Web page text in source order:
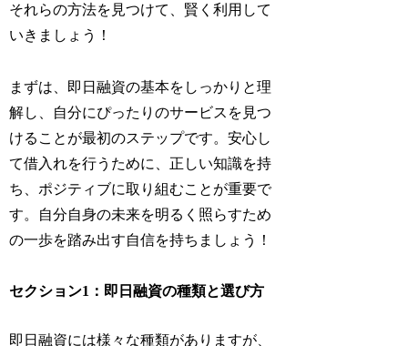
それらの方法を見つけて、賢く利用して
いきましょう！
まずは、即日融資の基本をしっかりと理
解し、自分にぴったりのサービスを見つ
けることが最初のステップです。安心し
て借入れを行うために、正しい知識を持
ち、ポジティブに取り組むことが重要で
す。自分自身の未来を明るく照らすため
の一歩を踏み出す自信を持ちましょう！
セクション1：即日融資の種類と選び方
即日融資には様々な種類がありますが、